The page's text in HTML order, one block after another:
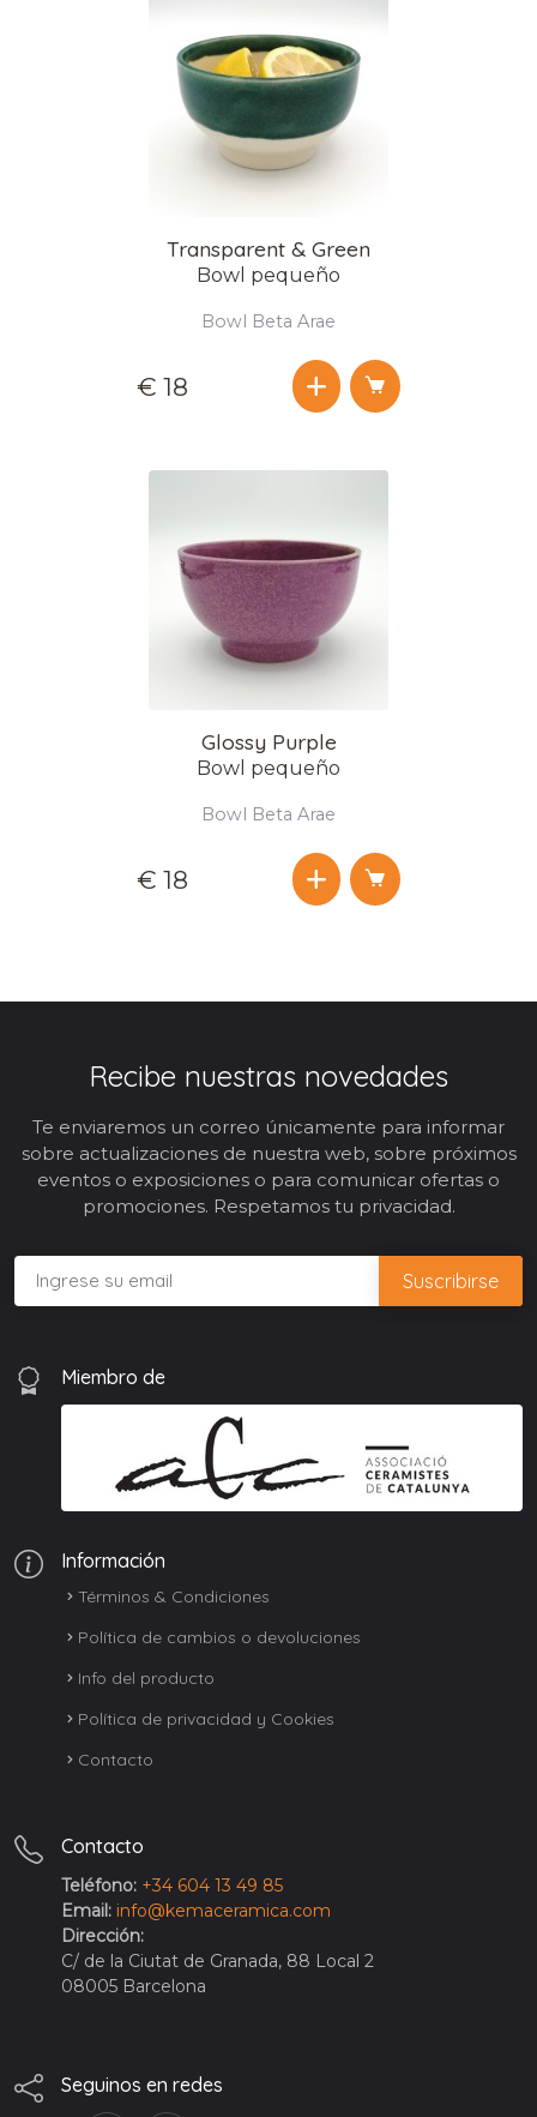
Transparent & Green
Bowl pequeño
Bowl Beta Arae
€ 18
Glossy Purple
Bowl pequeño
Bowl Beta Arae
€ 18
Recibe nuestras novedades
Te enviaremos un correo únicamente para informar
sobre actualizaciones de nuestra web, sobre próximos
eventos o exposiciones o para comunicar ofertas o
promociones. Respetamos tu privacidad.
Miembro de
Información
Términos & Condiciones
Política de cambios o devoluciones
Info del producto
Política de privacidad y Cookies
Contacto
Contacto
Teléfono: +34 604 13 49 85
Email: info@kemaceramica.com
Dirección:
C/ de la Ciutat de Granada, 88 Local 2
08005 Barcelona
Seguinos en redes